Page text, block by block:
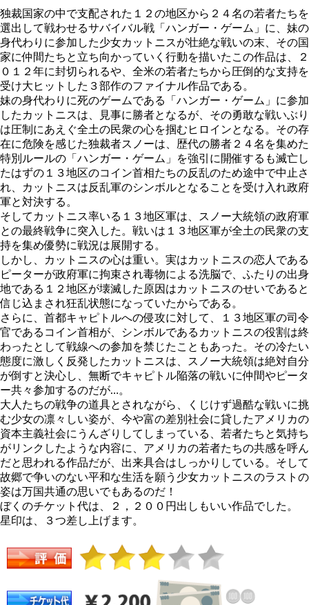
独裁国家の中で支配された１２の地区から２４名の若者たちを
選出して戦わせるサバイバル戦「ハンガー・ゲーム」に、妹の
身代わりに参加した少女カットニスが壮絶な戦いの末、その国
家に仲間たちと立ち向かっていく行動を描いたこの作品は、２
０１２年に封切られるや、全米の若者たちから圧倒的な支持を
受け大ヒットした３部作のファイナル作品である。
妹の身代わりに死のゲームである「ハンガー・ゲーム」に参加
したカットニスは、見事に勝者となるが、その勇敢な戦いぶり
は圧制にあえぐ全土の民衆の心を掴むヒロインとなる。その存
在に危険を感じた独裁者スノーは、歴代の勝者２４名を集めた
特別ルールの「ハンガー・ゲーム」を強引に開催するも滅亡し
たはずの１３地区のコイン首相たちの反乱のため途中で中止さ
れ、カットニスは反乱軍のシンボルとなることを受け入れ政府
軍と対決する。
そしてカットニス率いる１３地区軍は、スノー大統領の政府軍
との最終戦争に突入した。戦いは１３地区軍が全土の民衆の支
持を集め優勢に戦況は展開する。
しかし、カットニスの心は重い。実はカットニスの恋人である
ピーターが政府軍に拘束され毒物による洗脳で、ふたりの出身
地である１２地区が壊滅した原因はカットニスのせいであると
信じ込まされ狂乱状態になっていたからである。
さらに、首都キャピトルへの侵攻に対して、１３地区軍の司令
官であるコイン首相が、シンボルであるカットニスの役割は終
わったとして戦線への参加を禁じたこともあった。その冷たい
態度に激しく反発したカットニスは、スノー大統領は絶対自分
が倒すと決心し、無断でキャピトル陥落の戦いに仲間やピータ
ー共々参加するのだが…。
大人たちの戦争の道具とされながら、くじけず過酷な戦いに挑
む少女の凛々しい姿が、今や富の差別社会に貸したアメリカの
資本主義社会にうんざりしてしまっている、若者たちと気持ち
がリンクしたような内容に、アメリカの若者たちの共感を呼ん
だと思われる作品だが、出来具合はしっかりしている。そして
故郷で争いのない平和な生活を願う少女カットニスのラストの
姿は万国共通の思いでもあるのだ！
ぼくのチケット代は、２，２００円出しもいい作品でした。
星印は、３つ差し上げます。